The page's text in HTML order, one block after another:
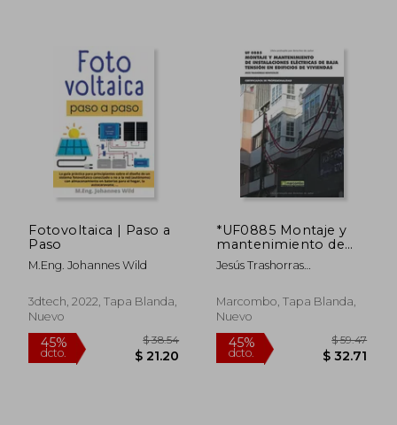
45%
dcto.
Fotovoltaica | Paso a
Paso
M.Eng. Johannes Wild
3dtech, 2022, Tapa Blanda,
Nuevo
*UF0885 Montaje y
mantenimiento de
instalaciones
eléctricas de baja
de viviendas
(CERTIFICADOS DE
Jesús Trashorras
Marcombo, Tapa Blanda,
Nuevo